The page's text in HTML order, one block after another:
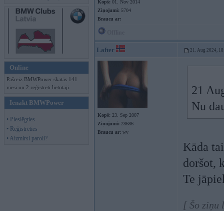
Online
Pašreiz BMWPower skatās 141
viesi un 2 reģistrēti lietotāji.
Ienākt BMWPower
• Pieslēgties
• Reģistrēties
• Aizmirsi paroli?
Kopš: 01. Nov 2014
Ziņojumi: 5704
Braucu ar:
Lafter 21. Aug 2024,
Kopš: 23. Sep 2007
Ziņojumi: 28686
Braucu ar: wv
21
Nu
Kāda
doršot,
Te
[ Šo ziņu